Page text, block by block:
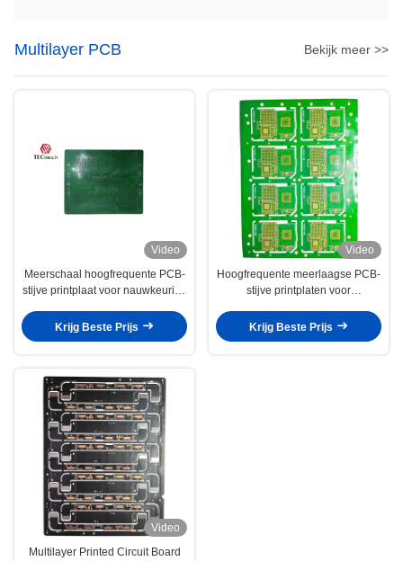
Multilayer PCB Bekijk meer >>
Video
Meerschaal hoogfrequente PCB-
stijve printplaat voor nauwkeurige
Krijg Beste Prijs
Video
Hoogfrequente meerlaagse PCB-
stijve printplaten voor
Krijg Beste Prijs
Video
Multilayer Printed Circuit Board